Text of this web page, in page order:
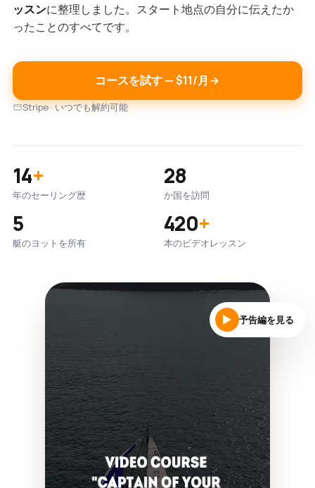
ッスンに整理しました。スタート地点の自分に伝えたか
ったことのすべてです。
コースを試す — $11/月
Stripe · いつでも解約可能
14+
年のセーリング歴
28
か国を訪問
5
艇のヨットを所有
420+
本のビデオレッスン
予告編を見る